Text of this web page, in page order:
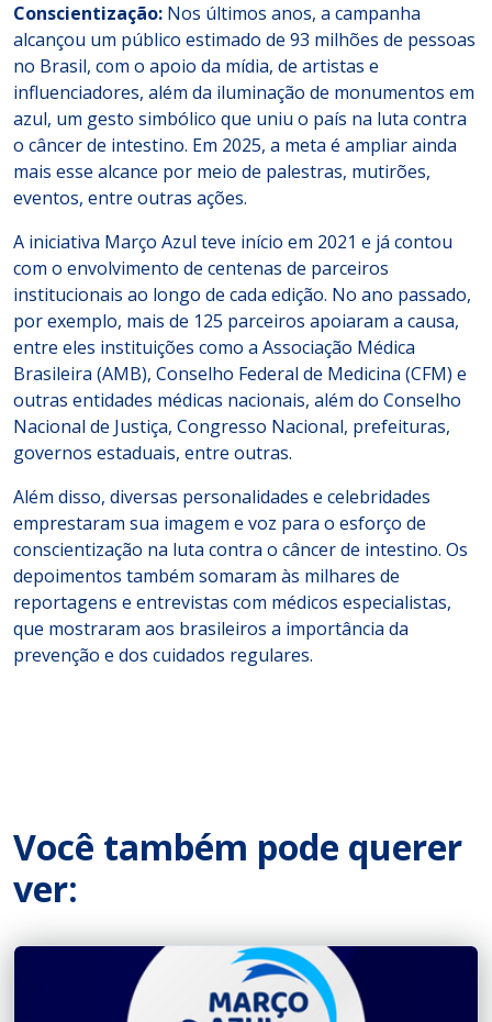
Conscientização: Nos últimos anos, a campanha
alcançou um público estimado de 93 milhões de pessoas
no Brasil, com o apoio da mídia, de artistas e
influenciadores, além da iluminação de monumentos em
azul, um gesto simbólico que uniu o país na luta contra
o câncer de intestino. Em 2025, a meta é ampliar ainda
mais esse alcance por meio de palestras, mutirões,
eventos, entre outras ações.
A iniciativa Março Azul teve início em 2021 e já contou
com o envolvimento de centenas de parceiros
institucionais ao longo de cada edição. No ano passado,
por exemplo, mais de 125 parceiros apoiaram a causa,
entre eles instituições como a Associação Médica
Brasileira (AMB), Conselho Federal de Medicina (CFM) e
outras entidades médicas nacionais, além do Conselho
Nacional de Justiça, Congresso Nacional, prefeituras,
governos estaduais, entre outras.
Além disso, diversas personalidades e celebridades
emprestaram sua imagem e voz para o esforço de
conscientização na luta contra o câncer de intestino. Os
depoimentos também somaram às milhares de
reportagens e entrevistas com médicos especialistas,
que mostraram aos brasileiros a importância da
prevenção e dos cuidados regulares.
Você também pode querer
ver: